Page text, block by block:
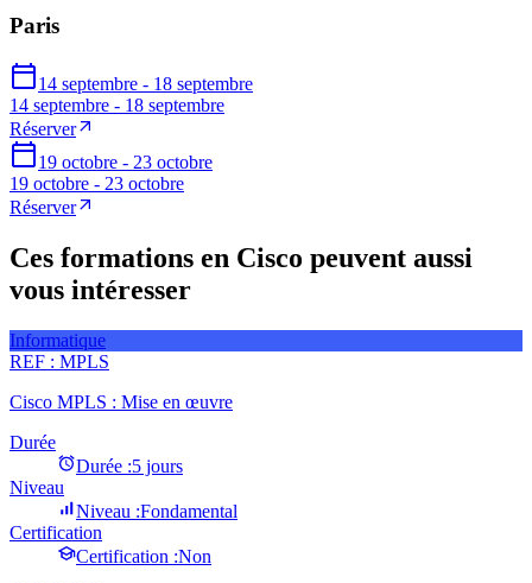
Paris
14 septembre - 18 septembre
14 septembre - 18 septembre
Réserver
19 octobre - 23 octobre
19 octobre - 23 octobre
Réserver
Ces formations en Cisco peuvent aussi
vous intéresser
Informatique
REF : MPLS
Cisco MPLS : Mise en œuvre
Durée
Durée :5 jours
Niveau
Niveau :Fondamental
Certification
Certification :Non